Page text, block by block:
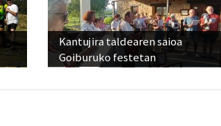
Kantujira taldearen saioa
Goiburuko festetan